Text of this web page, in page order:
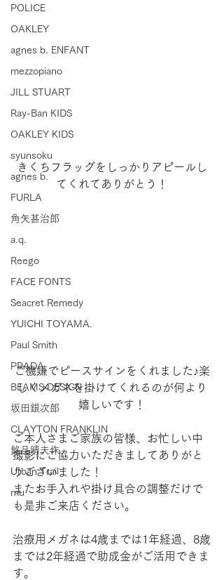
POLICE
OAKLEY
agnes b. ENFANT
mezzopiano
JILL STUART
Ray-Ban KIDS
OAKLEY KIDS
syunsoku
agnes b.
FURLA
角矢甚治郎
a.q.
Reego
FACE FONTS
Seacret Remedy
YUICHI TOYAMA.
Paul Smith
PRADA
BEAMS DESIGN
坂田銀次郎
CLAYTON FRANKLIN
銘品晴夫作
Urban Trail
mu
きくちフラッグをしっかりアピールし
てくれてありがとう！
ご機嫌でピースサインをくれました♪楽
しくメガネを掛けてくれるのが何より
嬉しいです！
ご本人さまご家族の皆様、お忙しい中
撮影にご協力いただきましてありがと
うございました！
またお手入れや掛け具合の調整だけで
も是非ご来店ください。
治療用メガネは4歳までは1年経過、8歳
までは2年経過で助成金がご活用できま
す。